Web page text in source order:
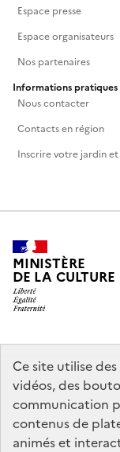
Ce site utilise
vidéos, des
communication
contenus de
animés et
Espace presse
Espace organisateurs
Nos partenaires
Informations pratiques
Nous contacter
Contacts en région
Inscrire votre jardin
MINISTÈRE
DE LA CULTURE
legifrance.gouv.fr
service-